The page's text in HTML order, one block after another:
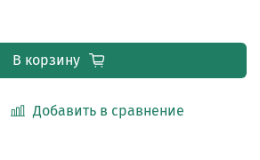
Добавить в сравнение
В корзину